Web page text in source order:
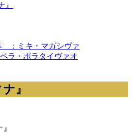
』
：ミキ・マガシヴァ
ラ・ポラタイヴァオ
』